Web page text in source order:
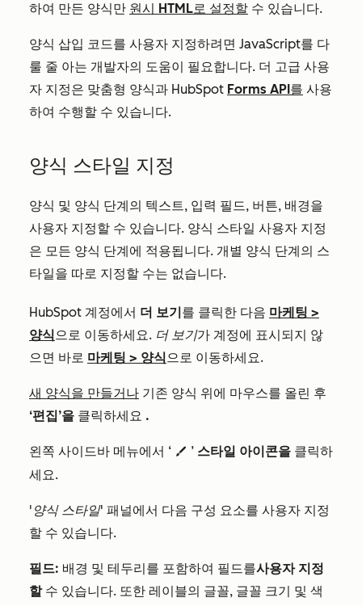
하여 만든 양식만 원시 HTML로 설정할 수 있습니다.
양식 삽입 코드를 사용자 지정하려면 JavaScript를 다
룰 줄 아는 개발자의 도움이 필요합니다. 더 고급 사용
자 지정은 맞춤형 양식과 HubSpot Forms API를 사용
하여 수행할 수 있습니다.
양식 스타일 지정
양식 및 양식 단계의 텍스트, 입력 필드, 버튼, 배경을
사용자 지정할 수 있습니다. 양식 스타일 사용자 지정
은 모든 양식 단계에 적용됩니다. 개별 양식 단계의 스
타일을 따로 지정할 수는 없습니다.
HubSpot 계정에서 더 보기를 클릭한 다음 마케팅 >
양식으로 이동하세요. 더 보기가 계정에 표시되지 않
으면 바로 마케팅 > 양식으로 이동하세요.
새 양식을 만들거나 기존 양식 위에 마우스를 올린 후
‘편집’을 클릭하세요 .
왼쪽 사이드바 메뉴에서 ‘ styles ’ 스타일 아이콘을 클릭하
세요.
'양식 스타일' 패널에서 다음 구성 요소를 사용자 지정
할 수 있습니다.
필드: 배경 및 테두리를 포함하여 필드를사용자 지정
할 수 있습니다. 또한 레이블의 글꼴, 글꼴 크기 및 색